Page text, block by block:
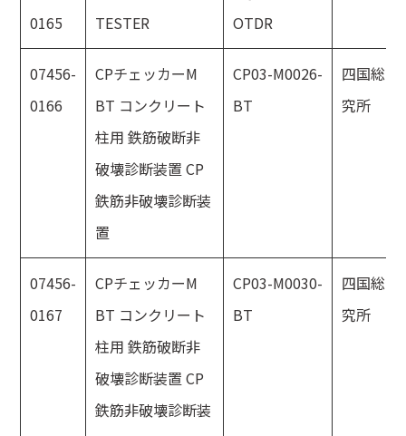
0165
TESTER
OTDR
07456-
0166
CPチェッカーM
BT コンクリート
柱用 鉄筋破断非
破壊診断装置 CP
鉄筋非破壊診断装
置
CP03-M0026-
BT
四国総合
究所
07456-
0167
CPチェッカーM
BT コンクリート
柱用 鉄筋破断非
破壊診断装置 CP
鉄筋非破壊診断装
CP03-M0030-
BT
四国総合
究所